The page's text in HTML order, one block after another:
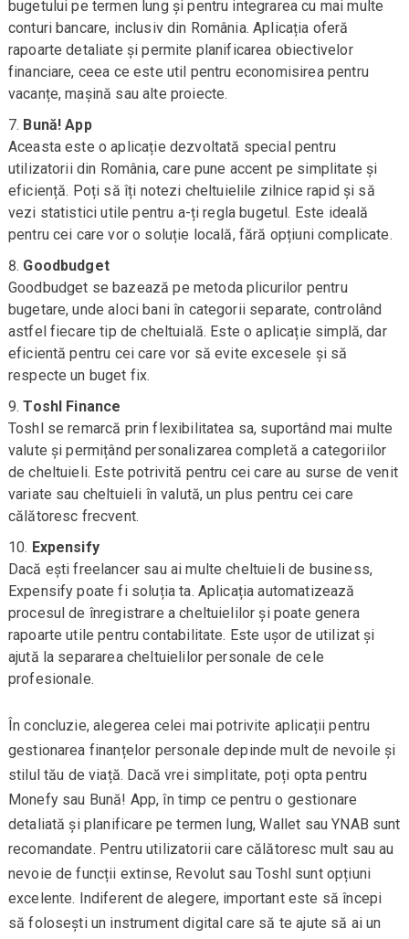
bugetului pe termen lung și pentru integrarea cu mai multe
conturi bancare, inclusiv din România. Aplicația oferă
rapoarte detaliate și permite planificarea obiectivelor
financiare, ceea ce este util pentru economisirea pentru
vacanțe, mașină sau alte proiecte.
Bună! App
Aceasta este o aplicație dezvoltată special pentru
utilizatorii din România, care pune accent pe simplitate și
eficiență. Poți să îți notezi cheltuielile zilnice rapid și să
vezi statistici utile pentru a-ți regla bugetul. Este ideală
pentru cei care vor o soluție locală, fără opțiuni complicate.
Goodbudget
Goodbudget se bazează pe metoda plicurilor pentru
bugetare, unde aloci bani în categorii separate, controlând
astfel fiecare tip de cheltuială. Este o aplicație simplă, dar
eficientă pentru cei care vor să evite excesele și să
respecte un buget fix.
Toshl Finance
Toshl se remarcă prin flexibilitatea sa, suportând mai multe
valute și permițând personalizarea completă a categoriilor
de cheltuieli. Este potrivită pentru cei care au surse de venit
variate sau cheltuieli în valută, un plus pentru cei care
călătoresc frecvent.
Expensify
Dacă ești freelancer sau ai multe cheltuieli de business,
Expensify poate fi soluția ta. Aplicația automatizează
procesul de înregistrare a cheltuielilor și poate genera
rapoarte utile pentru contabilitate. Este ușor de utilizat și
ajută la separarea cheltuielilor personale de cele
profesionale.
În concluzie, alegerea celei mai potrivite aplicații pentru
gestionarea finanțelor personale depinde mult de nevoile și
stilul tău de viață. Dacă vrei simplitate, poți opta pentru
Monefy sau Bună! App, în timp ce pentru o gestionare
detaliată și planificare pe termen lung, Wallet sau YNAB sunt
recomandate. Pentru utilizatorii care călătoresc mult sau au
nevoie de funcții extinse, Revolut sau Toshl sunt opțiuni
excelente. Indiferent de alegere, important este să începi
să folosești un instrument digital care să te ajute să ai un